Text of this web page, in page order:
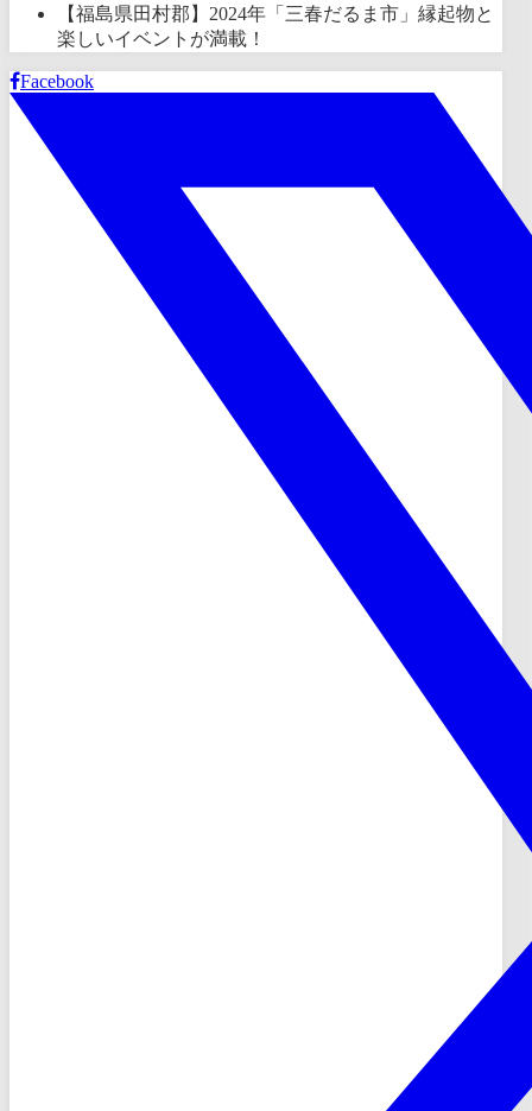
【福島県田村郡】2024年「三春だるま市」縁起物と
楽しいイベントが満載！
Facebook